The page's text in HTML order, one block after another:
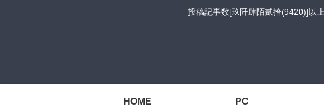
投稿記事数[玖阡肆陌貳拾(9420)]以
HOME PC